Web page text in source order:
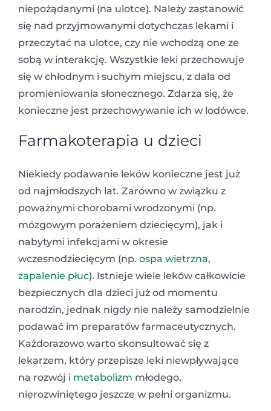
niepożądanymi (na ulotce). Należy zastanowić
się nad przyjmowanymi dotychczas lekami i
przeczytać na ulotce, czy nie wchodzą one ze
sobą w interakcję. Wszystkie leki przechowuje
się w chłodnym i suchym miejscu, z dala od
promieniowania słonecznego. Zdarza się, że
konieczne jest przechowywanie ich w lodówce.
Farmakoterapia u dzieci
Niekiedy podawanie leków konieczne jest już
od najmłodszych lat. Zarówno w związku z
poważnymi chorobami wrodzonymi (np.
mózgowym porażeniem dziecięcym), jak i
nabytymi infekcjami w okresie
wczesnodziecięcym (np. ospa wietrzna,
zapalenie płuc). Istnieje wiele leków całkowicie
bezpiecznych dla dzieci już od momentu
narodzin, jednak nigdy nie należy samodzielnie
podawać im preparatów farmaceutycznych.
Każdorazowo warto skonsultować się z
lekarzem, który przepisze leki niewpływające
na rozwój i metabolizm młodego,
nierozwiniętego jeszcze w pełni organizmu.